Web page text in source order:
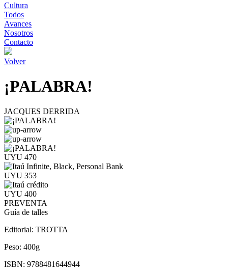
Cultura
Todos
Avances
Nosotros
Contacto
Volver
¡PALABRA!
JACQUES DERRIDA
UYU 470
UYU 353
UYU 400
PREVENTA
Guía de talles
Editorial: TROTTA
Peso: 400g
ISBN: 9788481644944